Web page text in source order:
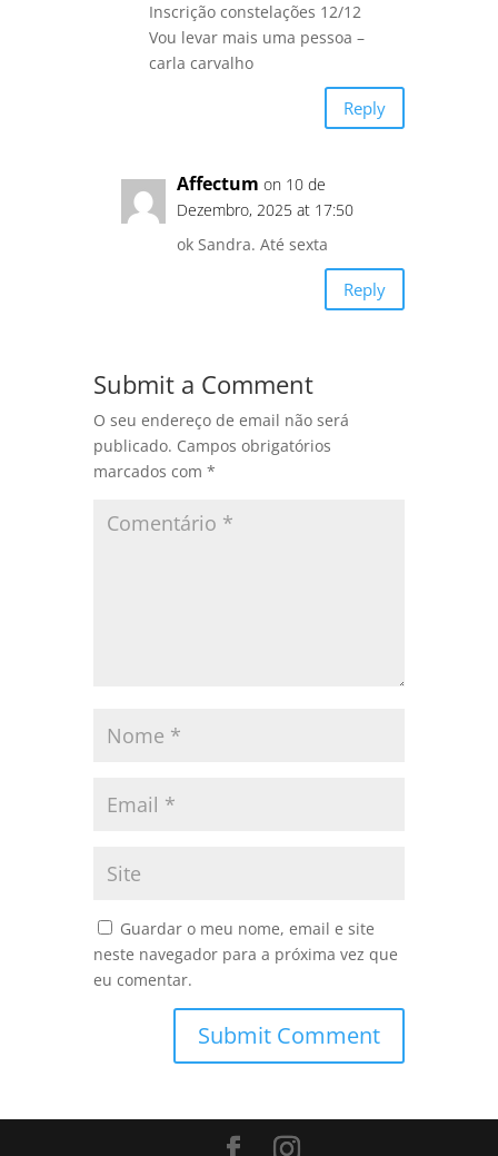
Inscrição constelações 12/12
Vou levar mais uma pessoa –
carla carvalho
Reply
Affectum on 10 de
Dezembro, 2025 at 17:50
ok Sandra. Até sexta
Reply
Submit a Comment
O seu endereço de email não será
publicado. Campos obrigatórios
marcados com *
Guardar o meu nome, email e site
neste navegador para a próxima vez que
eu comentar.